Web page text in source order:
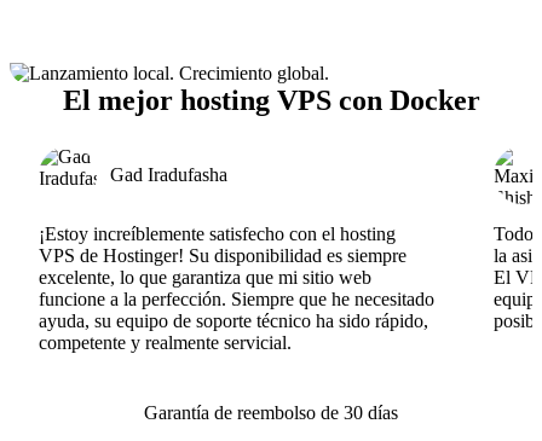
El mejor hosting VPS con Docker
Gad Iradufasha
¡Estoy increíblemente satisfecho con el hosting
VPS de Hostinger! Su disponibilidad es siempre
excelente, lo que garantiza que mi sitio web
funcione a la perfección. Siempre que he necesitado
ayuda, su equipo de soporte técnico ha sido rápido,
competente y realmente servicial.
Todo
la
El
Garantía de reembolso de 30 días